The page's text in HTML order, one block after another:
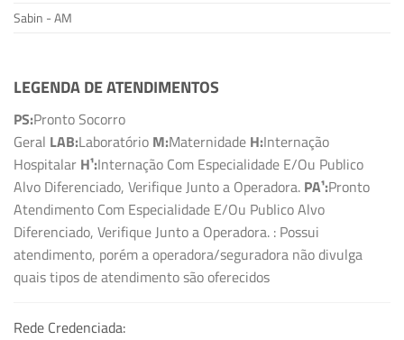
Sabin - AM
LEGENDA DE ATENDIMENTOS
PS:Pronto Socorro
Geral LAB:Laboratório M:Maternidade H:Internação
Hospitalar H¹:Internação Com Especialidade E/Ou Publico
Alvo Diferenciado, Verifique Junto a Operadora. PA¹:Pronto
Atendimento Com Especialidade E/Ou Publico Alvo
Diferenciado, Verifique Junto a Operadora. : Possui
atendimento, porém a operadora/seguradora não divulga
quais tipos de atendimento são oferecidos
Rede Credenciada: